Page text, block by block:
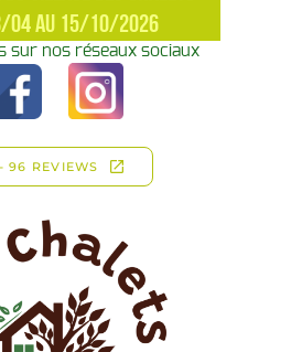
04 AU 15/10/2026
sur nos réseaux sociaux